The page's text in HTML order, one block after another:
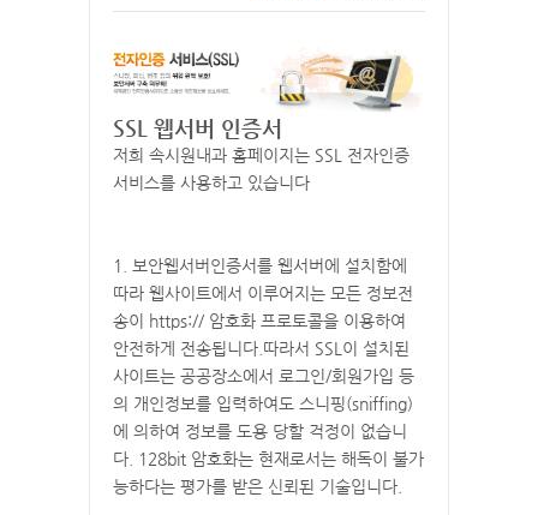
SSL 웹서버 인증서
저희 속시원내과 홈페이지는 SSL 전자인증
서비스를 사용하고 있습니다
1. 보안웹서버인증서를 웹서버에 설치함에
따라 웹사이트에서 이루어지는 모든 정보전
송이 https:// 암호화 프로토콜을 이용하여
안전하게 전송됩니다.따라서 SSL이 설치된
사이트는 공공장소에서 로그인/회원가입 등
의 개인정보를 입력하여도 스니핑(sniffing)
에 의하여 정보를 도용 당할 걱정이 없습니
다. 128bit 암호화는 현재로서는 해독이 불가
능하다는 평가를 받은 신뢰된 기술입니다.